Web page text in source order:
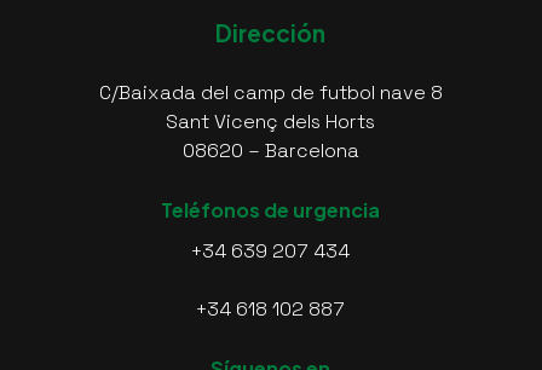
Dirección
C/Baixada del camp de futbol nave 8
Sant Vicenç dels Horts
08620 – Barcelona
Teléfonos de urgencia
+34 639 207 434
+34 618 102 887